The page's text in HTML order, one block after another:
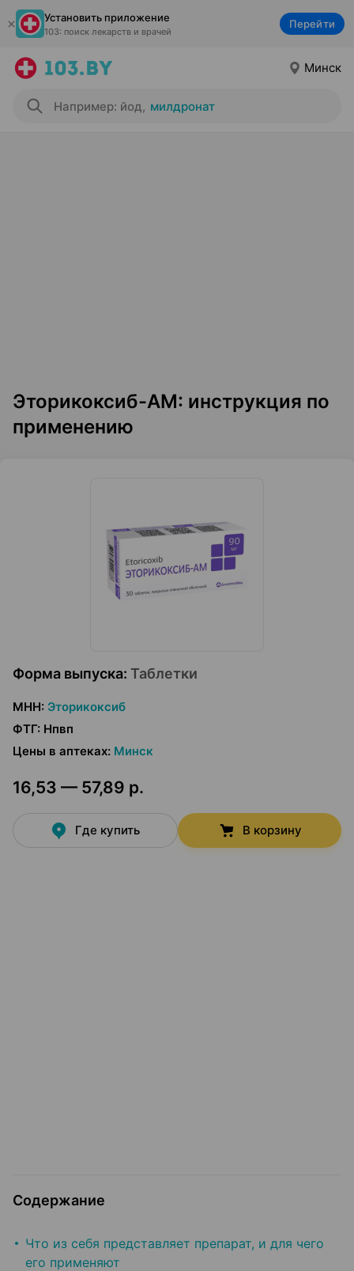
Установить приложение
103: поиск лекарств и врачей
Перейти
Минск
Например: йод, милдронат
Эторикоксиб-АМ: инструкция по
применению
Форма выпуска: Таблетки
МНН: Эторикоксиб
ФТГ: Нпвп
Цены в аптеках: Минск
16,53 — 57,89 р.
Где купить В корзину
Содержание
Что из себя представляет препарат, и для чего
его применяют